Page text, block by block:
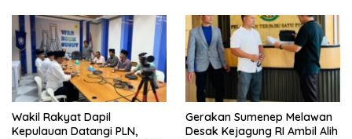
Wakil Rakyat Dapil
Kepulauan Datangi PLN,
Gerakan Sumenep Melawan
Desak Kejagung RI Ambil Alih